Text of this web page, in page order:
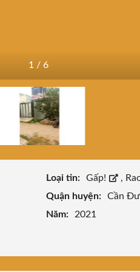
1 / 6
Loại tin: Gấp! ,
Quận huyện:
Cần
Năm:
2021